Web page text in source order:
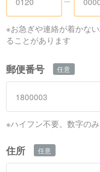
※お急ぎや連絡が着かな
ることがあります
郵便番号
※ハイフン不要。数字の
住所